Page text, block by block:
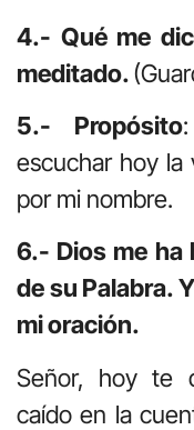
4.- Qué me
meditado.
5.- Propósito
escuchar hoy la
por mi nombre.
6.- Dios me ha
de su Palabra.
mi oración.
Señor, hoy te
caído en la